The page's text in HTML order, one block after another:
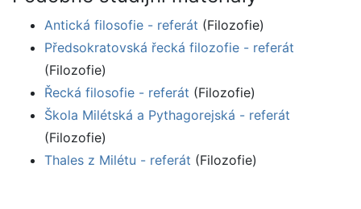
Antická filosofie - referát (Filozofie)
Předsokratovská řecká filozofie - referát
(Filozofie)
Řecká filosofie - referát (Filozofie)
Škola Milétská a Pythagorejská - referát
(Filozofie)
Thales z Milétu - referát (Filozofie)